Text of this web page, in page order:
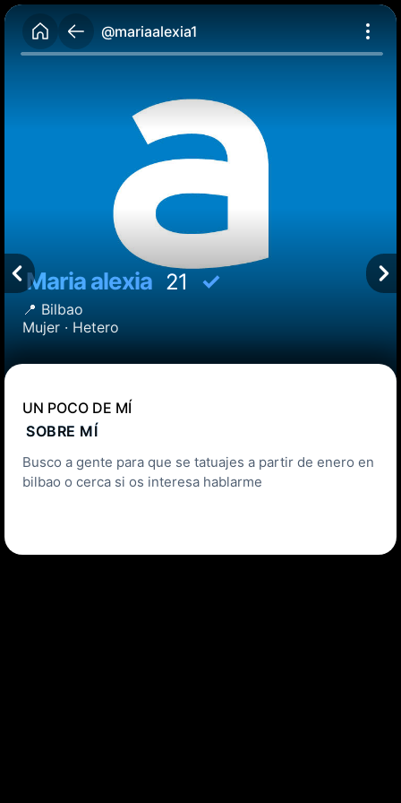
@mariaalexia1
Maria alexia 21 ✓
📍 Bilbao
Mujer · Hetero
UN POCO DE MÍ
SOBRE MÍ
Busco a gente para que se tatuajes a partir de enero en
bilbao o cerca si os interesa hablarme